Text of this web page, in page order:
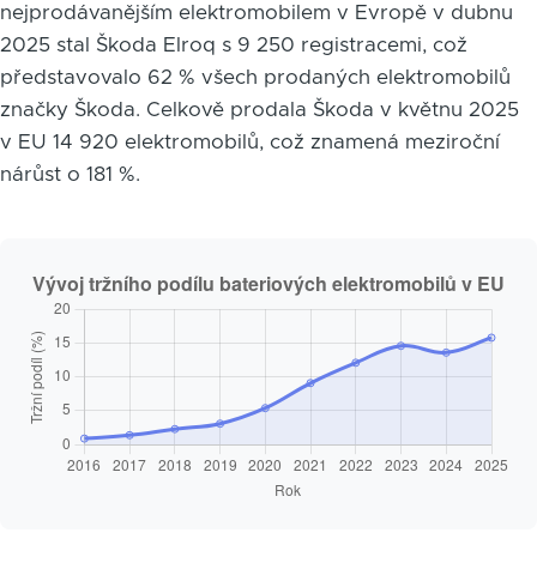
nejprodávanějším elektromobilem v Evropě v dubnu
2025 stal Škoda Elroq s 9 250 registracemi, což
představovalo 62 % všech prodaných elektromobilů
značky Škoda. Celkově prodala Škoda v květnu 2025
v EU 14 920 elektromobilů, což znamená meziroční
nárůst o 181 %.